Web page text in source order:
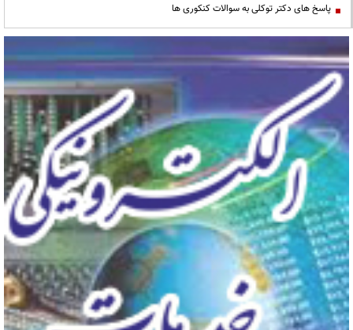
پاسخ های دکتر توکلی به سوالات کنکوری ها